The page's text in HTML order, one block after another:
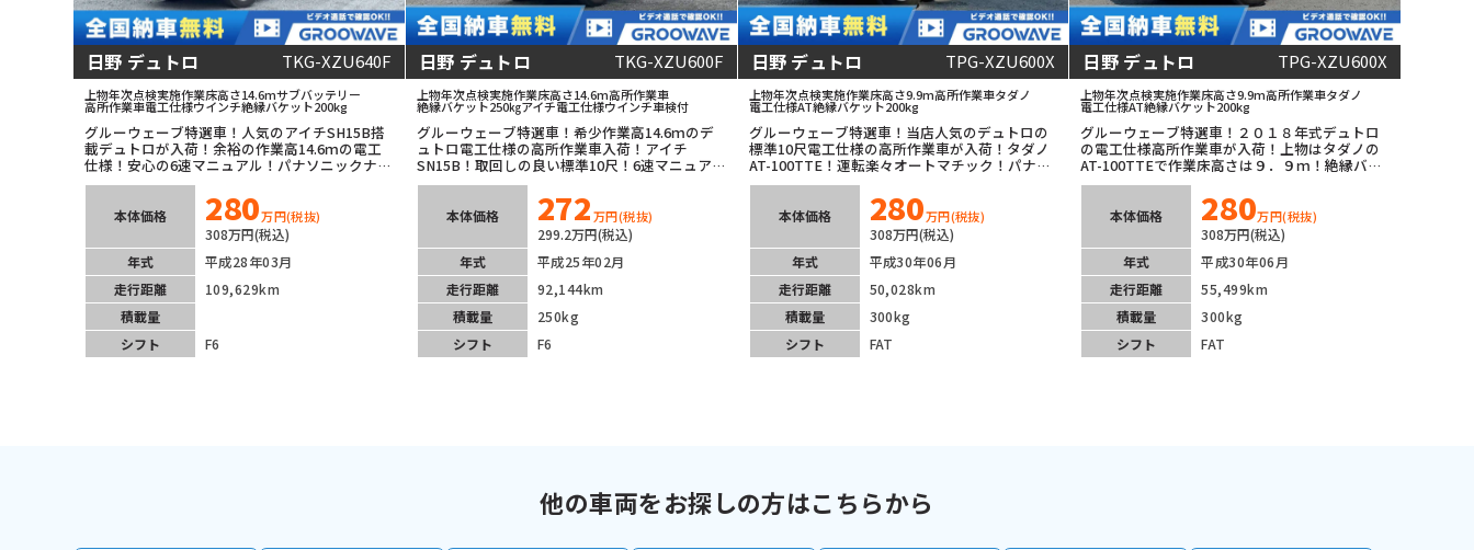
日野 デュトロ TKG-XZU640F
上物年次点検実施作業床高さ14.6mサブバッテリー
高所作業車電工仕様ウインチ絶縁バケット200kg
グルーウェーブ特選車！人気のアイチSH15B搭
載デュトロが入荷！余裕の作業高14.6ｍの電工
仕様！安心の6速マニュアル！パナソニックナビ
＆バックカメラ装備！
本体価格 280万円(税抜)
308万円(税込)
年式
平成28年03月
走行距離
109,629km
積載量
シフト
F6
日野 デュトロ TKG-XZU600F
上物年次点検実施作業床高さ14.6m高所作業車
絶縁バケット250㎏アイチ電工仕様ウインチ車検付
グルーウェーブ特選車！希少作業高14.6ｍのデ
ュトロ電工仕様の高所作業車入荷！アイチ
SN15B！取回しの良い標準10尺！6速マニュア
ル！ETC車載器装備！エンジン・ミッション・
フレームの状態良くオススメです！
本体価格 272万円(税抜)
299.2万円(税込)
年式
平成25年02月
走行距離
92,144km
積載量
250kg
シフト
F6
日野 デュトロ TPG-XZU600X
上物年次点検実施作業床高さ9.9m高所作業車タダノ
電工仕様AT絶縁バケット200kg
グルーウェーブ特選車！当店人気のデュトロの
標準10尺電工仕様の高所作業車が入荷！タダノ
AT-100TTE！運転楽々オートマチック！パナソ
ニックナビ！車線逸脱警報等安全装備も充実！
本体価格 280万円(税抜)
308万円(税込)
年式
平成30年06月
走行距離
50,028km
積載量
300kg
シフト
FAT
日野 デュトロ TPG-XZU600X
上物年次点検実施作業床高さ9.9m高所作業車タダノ
電工仕様AT絶縁バケット200kg
グルーウェーブ特選車！２０１８年式デュトロ
の電工仕様高所作業車が入荷！上物はタダノの
AT-100TTEで作業床高さは９．９ｍ！絶縁バケ
ットで積載荷重は２００ｋｇ！オートマチック
で運転楽々！ナビ・バックカメラ装着済み！安
全装備充実！走行距離も短くこれからの１台！
本体価格 280万円(税抜)
308万円(税込)
年式
平成30年06月
走行距離
55,499km
積載量
300kg
シフト
FAT
他の車両をお探しの方はこちらから